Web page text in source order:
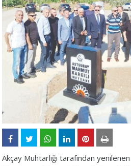
Akçay Muhtarlığı tarafından